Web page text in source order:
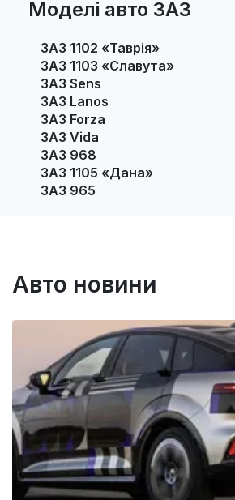
Моделі авто ЗАЗ
ЗАЗ 1102 «Таврія»
ЗАЗ 1103 «Славута»
ЗАЗ Sens
ЗАЗ Lanos
ЗАЗ Forza
ЗАЗ Vida
ЗАЗ 968
ЗАЗ 1105 «Дана»
ЗАЗ 965
Авто новини